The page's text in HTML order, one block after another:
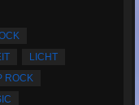
LICHT
ROCK